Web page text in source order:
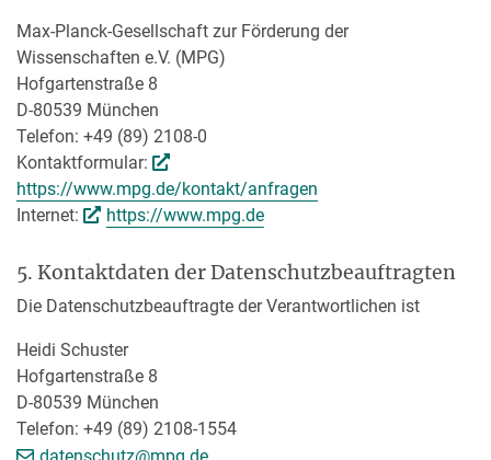
Max-Planck-Gesellschaft zur Förderung der
Wissenschaften e.V. (MPG)
Hofgartenstraße 8
D-80539 München
Telefon: +49 (89) 2108-0
Kontaktformular:
https://www.mpg.de/kontakt/anfragen
Internet:
https://www.mpg.de
5. Kontaktdaten der Datenschutzbeauftragten
Die Datenschutzbeauftragte der Verantwortlichen ist
Heidi Schuster
Hofgartenstraße 8
D-80539 München
Telefon: +49 (89) 2108-1554
[>>> Please remove the text! <<<]